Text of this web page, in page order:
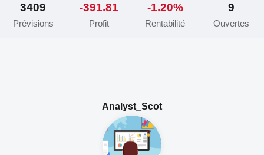
3409
Prévisions
-391.81
Profit
-1.20%
Rentabilité
9
Ouvertes
Analyst_Scot